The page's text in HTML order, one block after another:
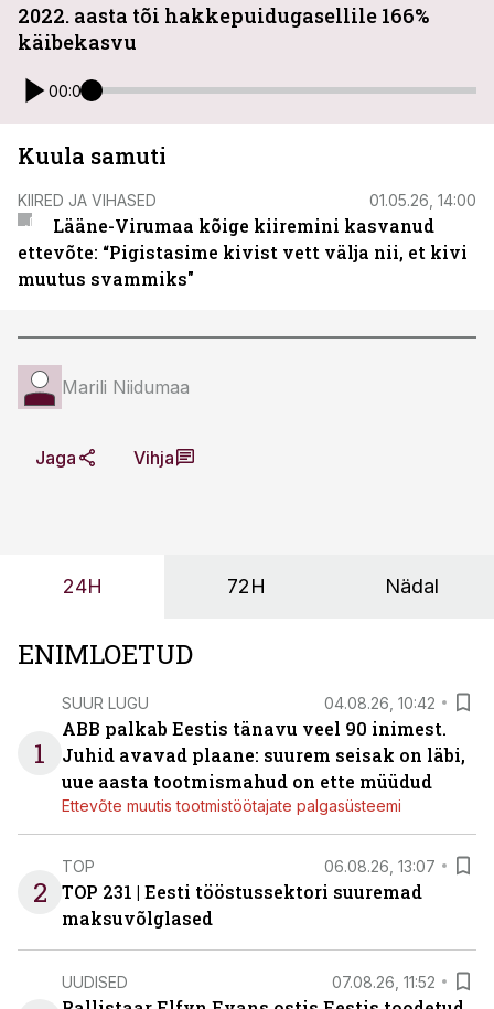
2022. aasta tõi hakkepuidugasellile 166%
käibekasvu
00:00
Kuula samuti
KIIRED JA VIHASED 01.05.26, 14:00
Lääne-Virumaa kõige kiiremini kasvanud
ettevõte: “Pigistasime kivist vett välja nii, et kivi
muutus svammiks"
Marili Niidumaa
Jaga Vihja
24H 72H Nädal
ENIMLOETUD
1
SUUR LUGU 04.08.26, 10:42
ABB palkab Eestis tänavu veel 90 inimest.
Juhid avavad plaane: suurem seisak on läbi,
uue aasta tootmismahud on ette müüdud
Ettevõte muutis tootmistöötajate palgasüsteemi
2
TOP 06.08.26, 13:07
TOP 231 | Eesti tööstussektori suuremad
maksuvõlglased
UUDISED 07.08.26, 11:52